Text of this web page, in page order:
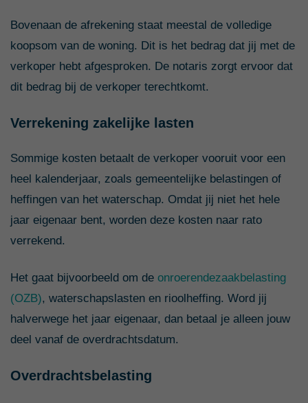
Bovenaan de afrekening staat meestal de volledige
koopsom van de woning. Dit is het bedrag dat jij met de
verkoper hebt afgesproken. De notaris zorgt ervoor dat
dit bedrag bij de verkoper terechtkomt.
Verrekening zakelijke lasten
Sommige kosten betaalt de verkoper vooruit voor een
heel kalenderjaar, zoals gemeentelijke belastingen of
heffingen van het waterschap. Omdat jij niet het hele
jaar eigenaar bent, worden deze kosten naar rato
verrekend.
Het gaat bijvoorbeeld om de onroerendezaakbelasting
(OZB), waterschapslasten en rioolheffing. Word jij
halverwege het jaar eigenaar, dan betaal je alleen jouw
deel vanaf de overdrachtsdatum.
Overdrachtsbelasting